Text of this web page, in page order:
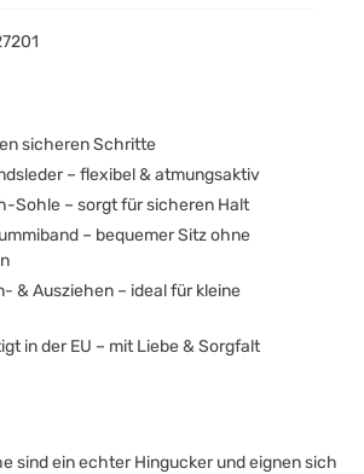
sicheren Schritte
– flexibel & atmungsaktiv
Sohle – sorgt für sicheren Halt
– bequemer Sitz ohne
& Ausziehen – ideal für kleine
in der EU – mit Liebe & Sorgfalt
sind ein echter Hingucker und eignen sich